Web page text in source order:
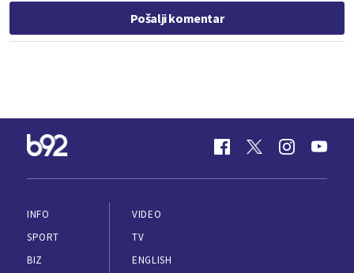
Pošalji komentar
INFO
SPORT
BIZ
VIDEO
TV
ENGLISH